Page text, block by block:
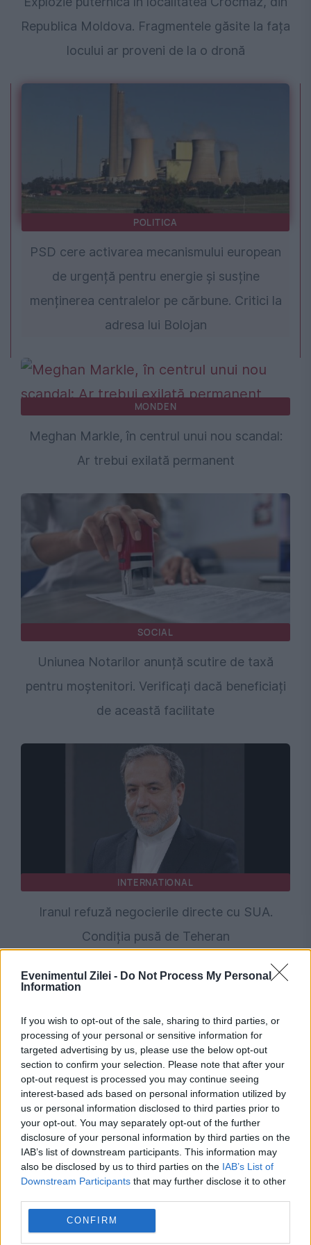
Evenimentul Zilei - Do Not Process My Personal
Information
If you wish to opt-out of the sale, sharing to third parties, or
processing of your personal or sensitive information for
targeted advertising by us, please use the below opt-out
section to confirm your selection. Please note that after your
opt-out request is processed you may continue seeing
interest-based ads based on personal information utilized by
us or personal information disclosed to third parties prior to
your opt-out. You may separately opt-out of the further
disclosure of your personal information by third parties on the
IAB’s list of downstream participants. This information may
also be disclosed by us to third parties on the IAB’s List of
Downstream Participants that may further disclose it to other
CONFIRM
Republica Moldova. Fragmentele găsite la fața
locului ar proveni de la o dronă
POLITICA
PSD cere activarea mecanismului european
de urgență pentru energie și susține
menținerea centralelor pe cărbune. Critici la
adresa lui Bolojan
MONDEN
Meghan Markle, în centrul unui nou scandal:
Ar trebui exilată permanent
SOCIAL
Uniunea Notarilor anunță scutire de taxă
pentru moștenitori. Verificați dacă beneficiați
de această facilitate
INTERNATIONAL
Iranul refuză negocierile directe cu SUA.
Condiția pusă de Teheran